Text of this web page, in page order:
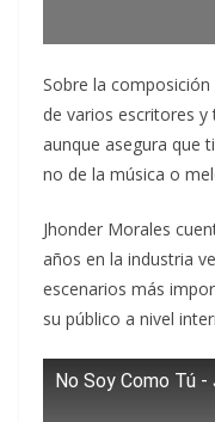
Sobre la
de varios escritores
aunque asegura que
no de la música o
Jhonder Morales
años en la industria
escenarios más
su público a nivel
No Soy Como Tú